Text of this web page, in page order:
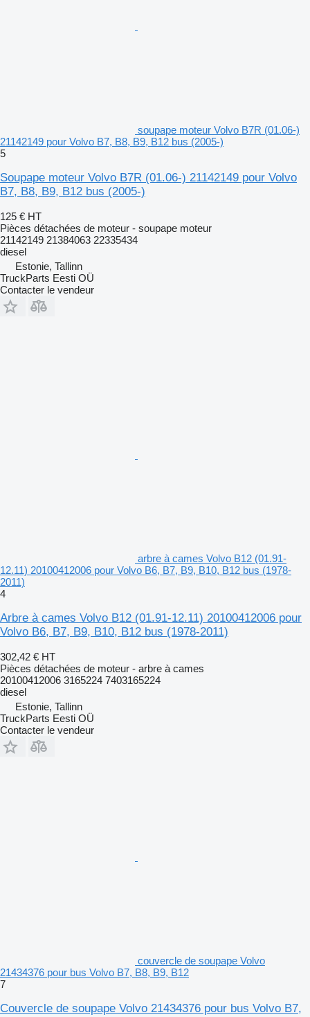
soupape moteur Volvo B7R (01.06-)
21142149 pour Volvo B7, B8, B9, B12 bus (2005-)
5
Soupape moteur Volvo B7R (01.06-) 21142149 pour Volvo
B7, B8, B9, B12 bus (2005-)
125 € HT
Pièces détachées de moteur - soupape moteur
21142149 21384063 22335434
diesel
Estonie, Tallinn
TruckParts Eesti OÜ
Contacter le vendeur
arbre à cames Volvo B12 (01.91-
12.11) 20100412006 pour Volvo B6, B7, B9, B10, B12 bus (1978-
2011)
4
Arbre à cames Volvo B12 (01.91-12.11) 20100412006 pour
Volvo B6, B7, B9, B10, B12 bus (1978-2011)
302,42 € HT
Pièces détachées de moteur - arbre à cames
20100412006 3165224 7403165224
diesel
Estonie, Tallinn
TruckParts Eesti OÜ
Contacter le vendeur
couvercle de soupape Volvo
21434376 pour bus Volvo B7, B8, B9, B12
7
Couvercle de soupape Volvo 21434376 pour bus Volvo B7,